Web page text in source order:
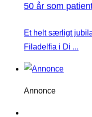
50 år som
Et helt særligt
Filadelfia i Di ...
Annonce